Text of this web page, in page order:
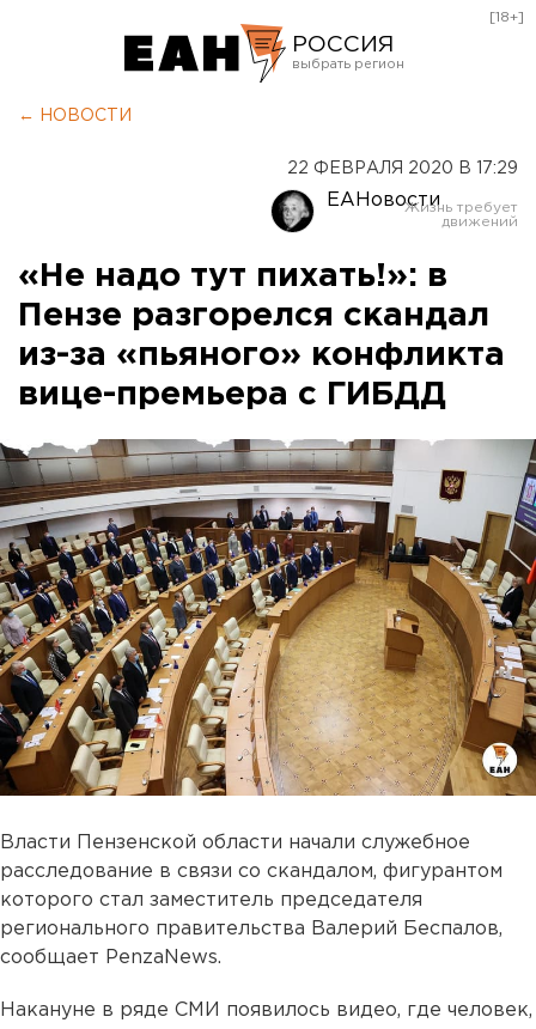
РОССИЯ
Оренбург
[18+]
← НОВОСТИ
22 ФЕВРАЛЯ 2020 В 17:29
ЕАНовости
«Не надо тут пихать!»: в
Пензе разгорелся скандал
из-за «пьяного» конфликта
вице-премьера с ГИБДД
Власти Пензенской области начали служебное
расследование в связи со скандалом, фигурантом
которого стал заместитель председателя
регионального правительства Валерий Беспалов,
сообщает PenzaNews.
Накануне в ряде СМИ появилось видео, где человек,